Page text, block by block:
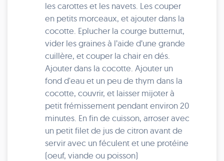
les carottes et les navets. Les couper
en petits morceaux, et ajouter dans la
cocotte. Eplucher la courge butternut,
vider les graines à l’aide d’une grande
cuillère, et couper la chair en dés.
Ajouter dans la cocotte. Ajouter un
fond d'eau et un peu de thym dans la
cocotte, couvrir, et laisser mijoter à
petit frémissement pendant environ 20
minutes. En fin de cuisson, arroser avec
un petit filet de jus de citron avant de
servir avec un féculent et une protéine
(oeuf, viande ou poisson)